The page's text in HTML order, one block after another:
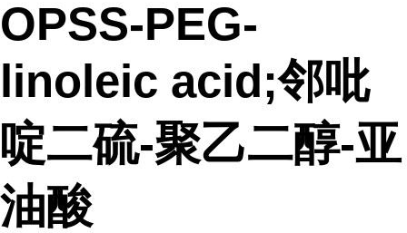
OPSS-PEG-
linoleic acid;邻吡
啶二硫-聚乙二醇-亚
油酸